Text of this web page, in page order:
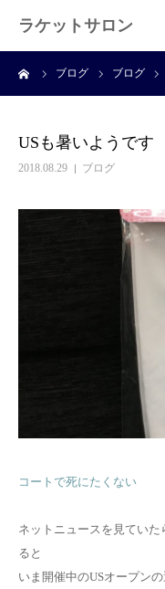
ラケットサロン
ブログ ブログ
USも暑いようです
2018.08.29 ブログ
コートで死にたくない
ネットニュースを見てい
ると
いま開催中のUSオープン
ホーム
プライベートレッ
お問い合わせ